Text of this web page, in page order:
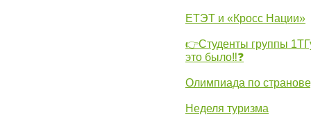
ЕТЭТ и «Кросс Нации»
👉Студенты группы
это было‼❓
Олимпиада по
Неделя туризма